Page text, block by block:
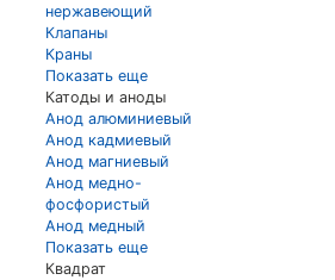
нержавеющий
Клапаны
Краны
Показать еще
Катоды и аноды
Анод алюминиевый
Анод кадмиевый
Анод магниевый
Анод медно-
фосфористый
Анод медный
Показать еще
Квадрат